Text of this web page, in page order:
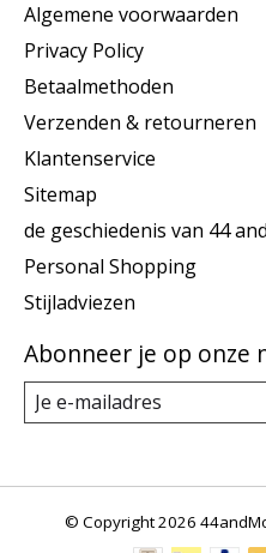
Algemene voorwaarden
Privacy Policy
Betaalmethoden
Verzenden & retourneren
Klantenservice
Sitemap
de geschiedenis van 44
Personal Shopping
Stijladviezen
Abonneer je op onze
© Copyright 2026